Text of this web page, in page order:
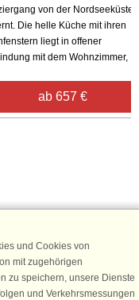
von der Nordseeküste
Die helle Küche mit ihren
liegt in offener
mit dem Wohnzimmer, ...
ab 657 €
an
25 € für Ihren nächsten
DanCenter Newsletter
Gewinnspiele und
und Cookies von
mit zugehörigen
zu speichern, unsere Dienste
und Verkehrsmessungen